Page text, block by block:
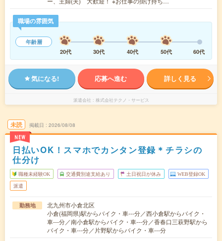
職場の雰囲気
年齢層
20代
30代 40代 50代 60代
気になる! 応募へ進む 詳しく見る
派遣会社 株式会社テクノ・サービス
未読
NEW
掲載日 2026/08/08
日払いOK！スマホでカンタン登録＊チラシの
仕分け
職種未経験OK 交通費別途支給あり 土日祝日が休み WEB登録OK
派遣
勤務地
北九州市小倉北区
小倉(福岡県)駅からバイク・車---分／西小倉駅からバイク・
車---分／南小倉駅からバイク・車---分／香春口三萩野駅から
バイク・車---分／片野駅からバイク・車---分